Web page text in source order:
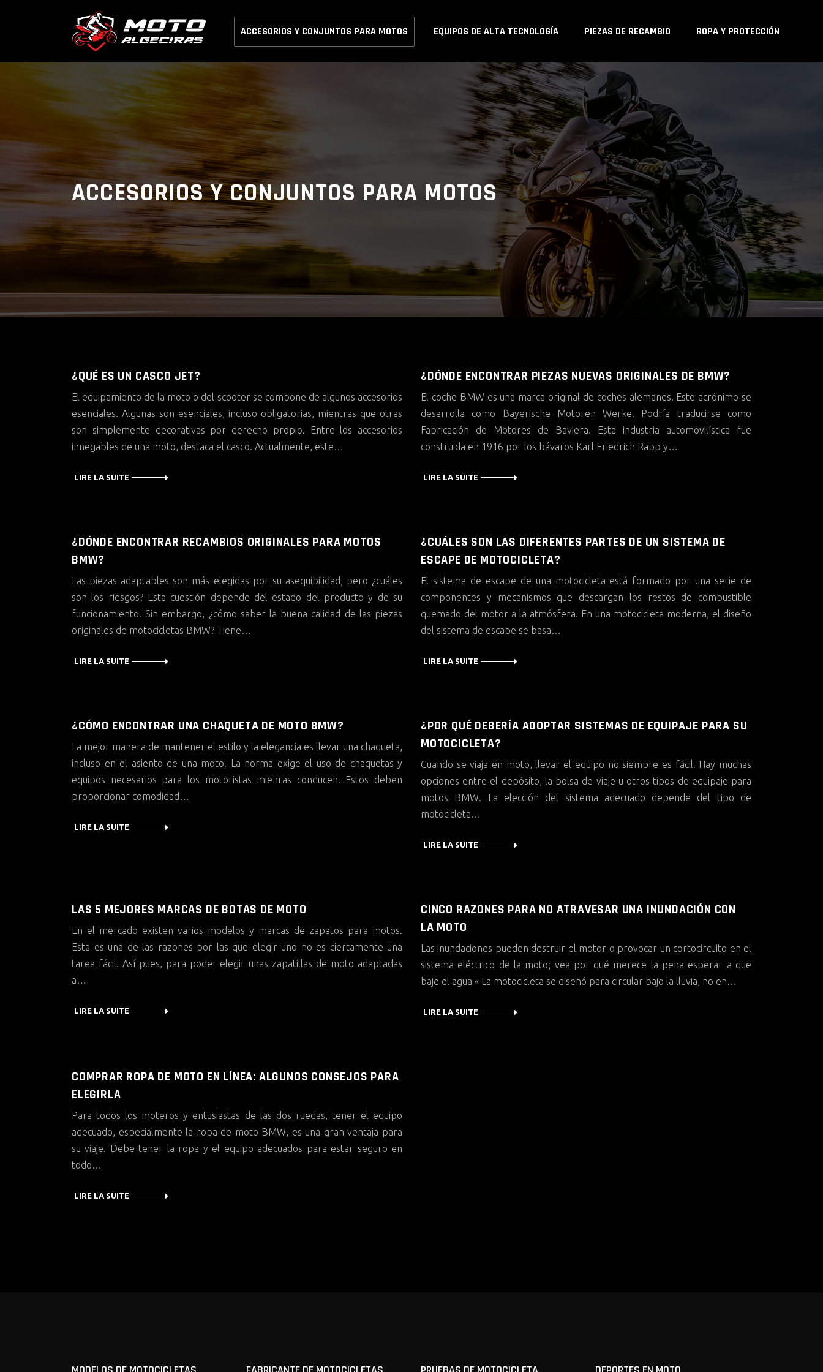
ACCESORIOS Y CONJUNTOS PARA MOTOS EQUIPOS DE ALTA TECNOLOGÍA PIEZAS DE RECAMBIO ROPA Y PROTECCIÓN
ACCESORIOS Y CONJUNTOS PARA MOTOS
¿QUÉ ES UN CASCO JET?
El equipamiento de la moto o del scooter se compone de algunos accesorios
esenciales. Algunas son esenciales, incluso obligatorias, mientras que otras
son simplemente decorativas por derecho propio. Entre los accesorios
innegables de una moto, destaca el casco. Actualmente, este…
LIRE LA SUITE
¿DÓNDE ENCONTRAR PIEZAS NUEVAS ORIGINALES DE BMW?
El coche BMW es una marca original de coches alemanes. Este acrónimo se
desarrolla como Bayerische Motoren Werke. Podría traducirse como
Fabricación de Motores de Baviera. Esta industria automovilística fue
construida en 1916 por los bávaros Karl Friedrich Rapp y…
LIRE LA SUITE
¿DÓNDE ENCONTRAR RECAMBIOS ORIGINALES PARA MOTOS
BMW?
Las piezas adaptables son más elegidas por su asequibilidad, pero ¿cuáles
son los riesgos? Esta cuestión depende del estado del producto y de su
funcionamiento. Sin embargo, ¿cómo saber la buena calidad de las piezas
originales de motocicletas BMW? Tiene…
LIRE LA SUITE
¿CUÁLES SON LAS DIFERENTES PARTES DE UN SISTEMA DE
ESCAPE DE MOTOCICLETA?
El sistema de escape de una motocicleta está formado por una serie de
componentes y mecanismos que descargan los restos de combustible
quemado del motor a la atmósfera. En una motocicleta moderna, el diseño
del sistema de escape se basa…
LIRE LA SUITE
¿CÓMO ENCONTRAR UNA CHAQUETA DE MOTO BMW?
La mejor manera de mantener el estilo y la elegancia es llevar una chaqueta,
incluso en el asiento de una moto. La norma exige el uso de chaquetas y
equipos necesarios para los motoristas mienras conducen. Estos deben
proporcionar comodidad…
LIRE LA SUITE
¿POR QUÉ DEBERÍA ADOPTAR SISTEMAS DE EQUIPAJE PARA SU
MOTOCICLETA?
Cuando se viaja en moto, llevar el equipo no siempre es fácil. Hay muchas
opciones entre el depósito, la bolsa de viaje u otros tipos de equipaje para
motos BMW. La elección del sistema adecuado depende del tipo de
motocicleta…
LIRE LA SUITE
LAS 5 MEJORES MARCAS DE BOTAS DE MOTO
En el mercado existen varios modelos y marcas de zapatos para motos.
Esta es una de las razones por las que elegir uno no es ciertamente una
tarea fácil. Así pues, para poder elegir unas zapatillas de moto adaptadas
a…
LIRE LA SUITE
CINCO RAZONES PARA NO ATRAVESAR UNA INUNDACIÓN CON
LA MOTO
Las inundaciones pueden destruir el motor o provocar un cortocircuito en el
sistema eléctrico de la moto; vea por qué merece la pena esperar a que
baje el agua « La motocicleta se diseñó para circular bajo la lluvia, no en…
LIRE LA SUITE
COMPRAR ROPA DE MOTO EN LÍNEA: ALGUNOS CONSEJOS PARA
ELEGIRLA
Para todos los moteros y entusiastas de las dos ruedas, tener el equipo
adecuado, especialmente la ropa de moto BMW, es una gran ventaja para
su viaje. Debe tener la ropa y el equipo adecuados para estar seguro en
todo…
LIRE LA SUITE